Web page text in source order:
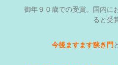
御年９０歳での受賞。国内に
ると受
今後ますます狭き門